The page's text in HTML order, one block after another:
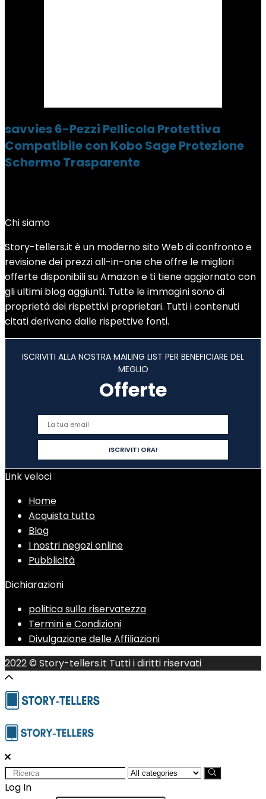
savvies 6-Pezzi Pellicola Protettiva
Compatibile con Kobo Sage Protezione
Schermo Trasparente
Chi siamo
Story-tellers.it è un moderno sito Web di confronto e
revisione dei prezzi all-in-one che offre le migliori
offerte disponibili su Amazon e ti tiene aggiornato con
gli ultimi blog aggiunti. Tutte le immagini sono di
proprietà dei rispettivi proprietari. Tutti i contenuti
citati derivano dalle rispettive fonti.
ISCRIVITI ALLA NOSTRA MAILING LIST PER BENEFICIARE DEL
MEGLIO
Offerte
Link veloci
Home
Acquista tutto
Blog
I nostri negozi online
Pubblicità
Dichiarazioni
politica sulla riservatezza
Termini e Condizioni
Divulgazione delle Affiliazioni
2022 © Story-tellers.it Tutti i diritti riservati
Search
for:
Log In